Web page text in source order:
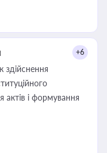
+6
актів і формування